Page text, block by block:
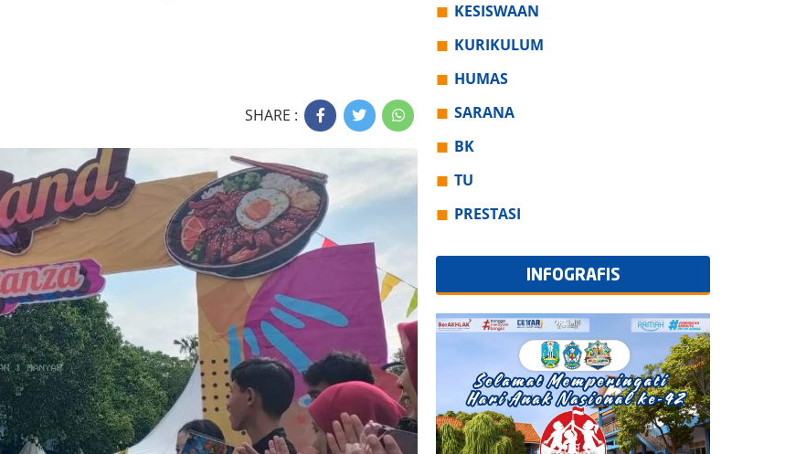
SHARE :
KESISWAAN
KURIKULUM
HUMAS
SARANA
BK
TU
PRESTASI
INFOGRAFIS